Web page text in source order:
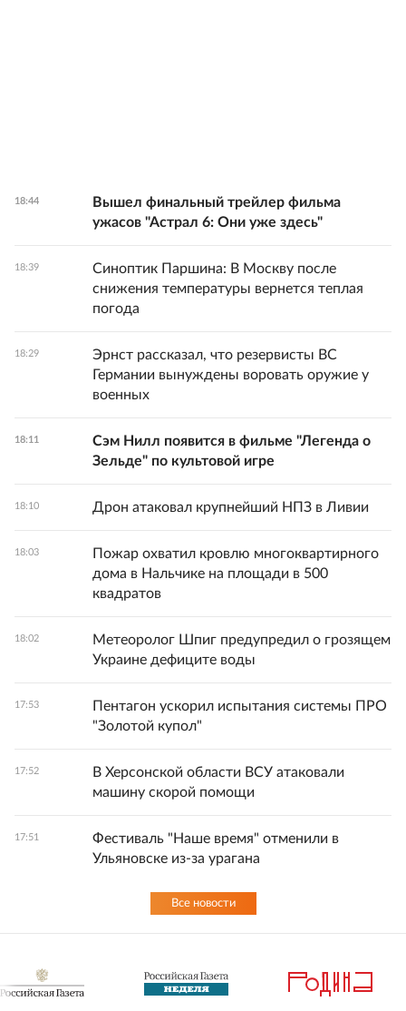
18:44
Вышел финальный трейлер фильма
ужасов "Астрал 6: Они уже здесь"
18:39
Синоптик Паршина: В Москву после
снижения температуры вернется теплая
погода
18:29
Эрнст рассказал, что резервисты ВС
Германии вынуждены воровать оружие у
военных
18:11
Сэм Нилл появится в фильме "Легенда о
Зельде" по культовой игре
18:10 Дрон атаковал крупнейший НПЗ в Ливии
18:03
Пожар охватил кровлю многоквартирного
дома в Нальчике на площади в 500
квадратов
18:02
Метеоролог Шпиг предупредил о грозящем
Украине дефиците воды
17:53
Пентагон ускорил испытания системы ПРО
"Золотой купол"
17:52
В Херсонской области ВСУ атаковали
машину скорой помощи
17:51
Фестиваль "Наше время" отменили в
Ульяновске из-за урагана
Все новости